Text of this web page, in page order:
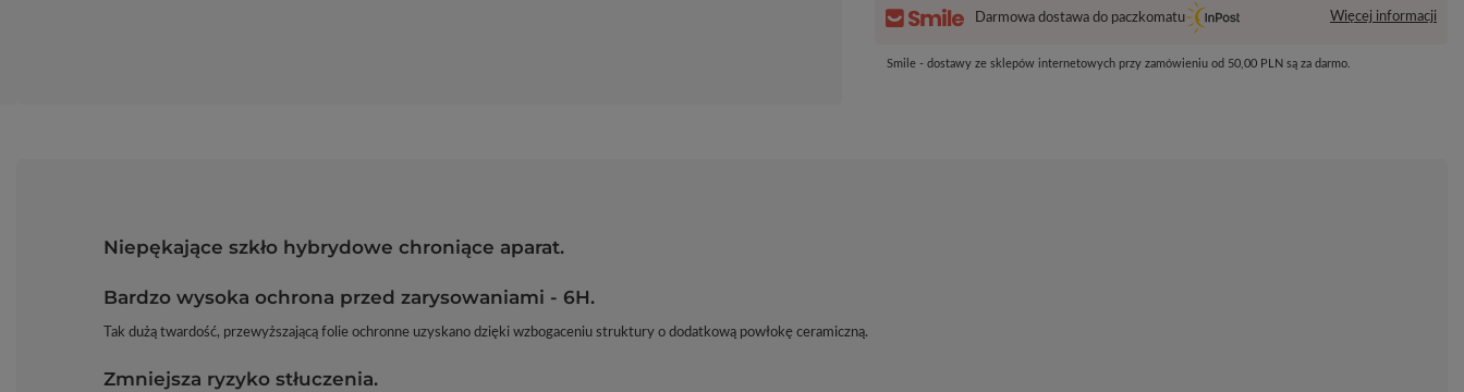
Darmowa dostawa do paczkomatu Więcej informacji
Smile - dostawy ze sklepów internetowych przy zamówieniu od 50,00 PLN są za darmo.
Niepękające szkło hybrydowe chroniące aparat.
Bardzo wysoka ochrona przed zarysowaniami - 6H.
Tak dużą twardość, przewyższającą folie ochronne uzyskano dzięki wzbogaceniu struktury o dodatkową powłokę ceramiczną.
Zmniejsza ryzyko stłuczenia.